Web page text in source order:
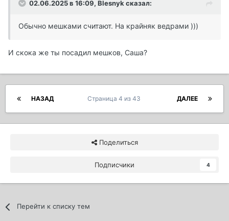
02.06.2025 в 16:09, Blesnykсказал:
Обычно мешками считают. На крайняк ведрами )))
И скока же ты посадил мешков, Саша?
НАЗАД ДАЛЕЕ
Страница 4 из 43
Поделиться
Подписчики 4
Перейти к списку тем